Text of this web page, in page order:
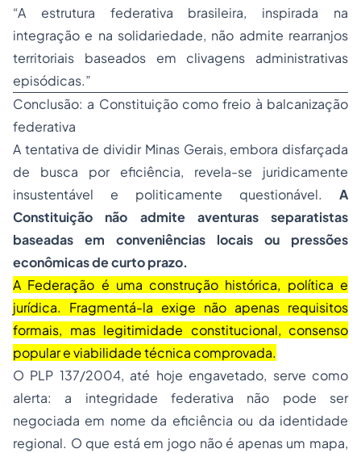
“A estrutura federativa brasileira, inspirada na
integração e na solidariedade, não admite rearranjos
territoriais baseados em clivagens administrativas
episódicas.”
Conclusão: a Constituição como freio à balcanização
federativa
A tentativa de dividir Minas Gerais, embora disfarçada
de busca por eficiência, revela-se juridicamente
insustentável e politicamente questionável. A
Constituição não admite aventuras separatistas
baseadas em conveniências locais ou pressões
econômicas de curto prazo.
A Federação é uma construção histórica, política e
jurídica. Fragmentá-la exige não apenas requisitos
formais, mas legitimidade constitucional, consenso
popular e viabilidade técnica comprovada.
O PLP 137/2004, até hoje engavetado, serve como
alerta: a integridade federativa não pode ser
negociada em nome da eficiência ou da identidade
regional. O que está em jogo não é apenas um mapa,